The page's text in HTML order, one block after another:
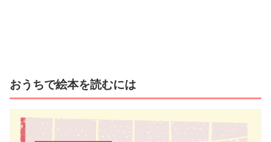
おうちで絵本を読むには